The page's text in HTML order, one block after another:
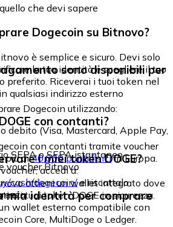
che devi sapere
Dogecoin su Bitnovo?
è semplice e sicuro. Devi solo
la tua identità e scegliere il tuo
preferito. Riceverai i tuoi token nel
qualsiasi indirizzo esterno
sono disponibili per
Dogecoin utilizzando:
debito (Visa, Mastercard, Apple Pay,
SEPA o SEPA istantaneo
voucher Bitnovo
con contanti?
con contanti tramite voucher
più di40.000 punti fisiciin Europa.
accedi a:
cash/dogecoin/e riscattalo
i miei token DOGE?
ottieni un wallet integrato dove
i tuoi token DOGE in sicurezza.
wallet esterno compatibile con
Core, MultiDoge o Ledger.
mia identità per comprare